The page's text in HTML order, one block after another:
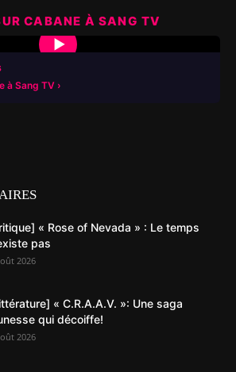
CABANE À SANG TV
▶
à Sang TV
« Rose of Nevada » : Le temps
pas
2026
« C.R.A.A.V. »: Une saga
qui décoiffe!
2026